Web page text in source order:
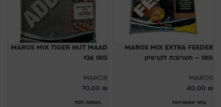
MAROS MIX EXTRA FEEDER
1KG – תערובת לקרפיון
MAROS
40.00 ₪
בחר אפשרויות
MAROS MIX TIGER NUT MAAD
124 1KG
MAROS
70.00 ₪
הוספה לסל